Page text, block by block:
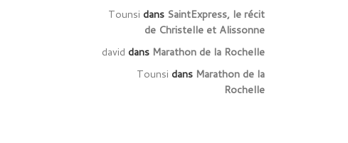
Tounsi dans SaintExpress, le récit
de Christelle et Alissonne
david dans Marathon de la Rochelle
Tounsi dans Marathon de la
Rochelle